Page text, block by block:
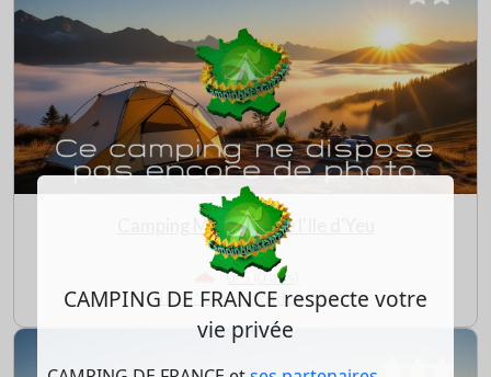
CAMPING DE FRANCE respecte votre
vie privée
Camping Municipal de l'Ile d'Yeu
0/5 (0 avis)
L'ile d'yeu - Vendée (85)